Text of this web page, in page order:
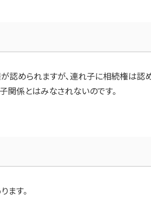
められますが、連れ子に相続権は認
係とはみなされないのです。
ます。